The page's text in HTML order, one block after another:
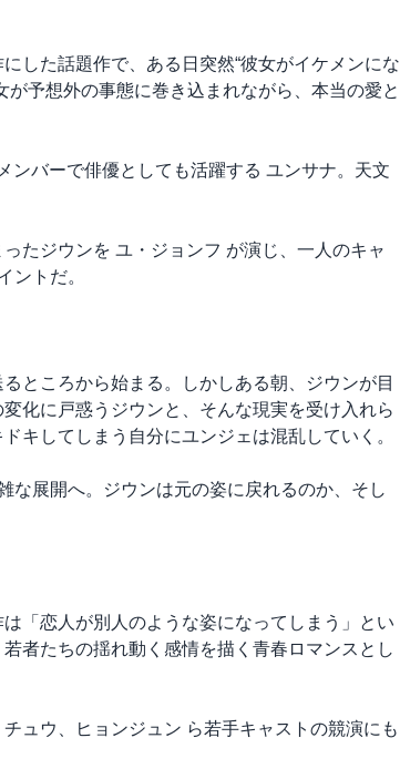
した話題作で、ある日突然“彼女がイケメンにな
予想外の事態に巻き込まれながら、本当の愛と
ンバーで俳優としても活躍する ユンサナ。天文
たジウンを ユ・ジョンフ が演じ、一人のキャ
ントだ。
ところから始まる。しかしある朝、ジウンが目
化に戸惑うジウンと、そんな現実を受け入れら
キしてしまう自分にユンジェは混乱していく。
な展開へ。ジウンは元の姿に戻れるのか、そし
「恋人が別人のような姿になってしまう」とい
者たちの揺れ動く感情を描く青春ロマンスとし
ュウ、ヒョンジュン ら若手キャストの競演にも